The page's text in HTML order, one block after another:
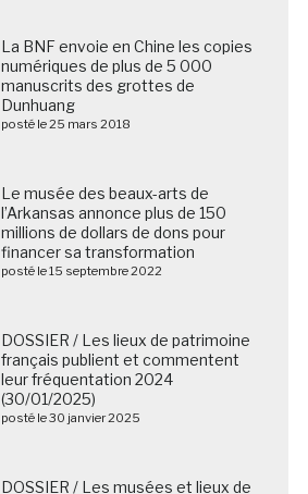
La BNF envoie en Chine les copies
numériques de plus de 5 000
manuscrits des grottes de
Dunhuang
posté le 25 mars 2018
Le musée des beaux-arts de
l’Arkansas annonce plus de 150
millions de dollars de dons pour
financer sa transformation
posté le 15 septembre 2022
DOSSIER / Les lieux de patrimoine
français publient et commentent
leur fréquentation 2024
(30/01/2025)
posté le 30 janvier 2025
DOSSIER / Les musées et lieux de